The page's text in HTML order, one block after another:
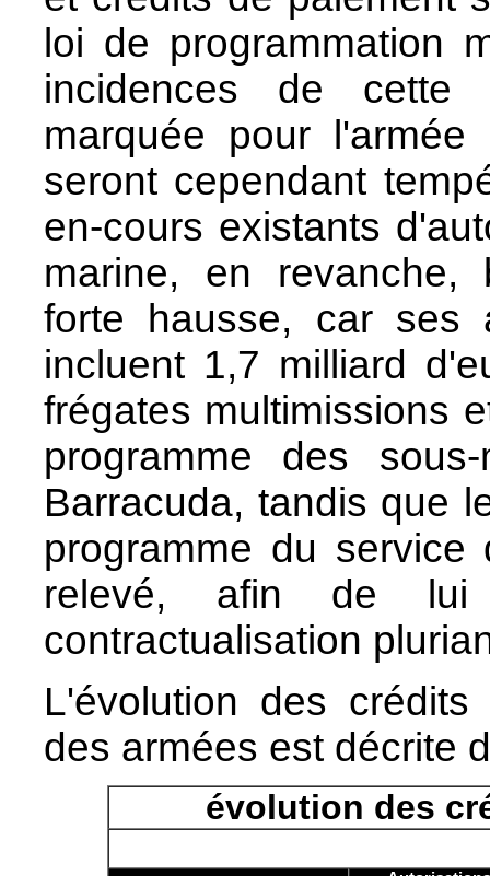
loi de programmation
incidences de cette
marquée pour
seront cependant
en-cours existants
marine, en revanche,
forte hausse, car ses
incluent 1,7 milliard
frégates multimissions
programme des
Barracuda, tandis que
programme du
relevé, afin de lui
contractualisation
L'évolution des
des armées est décrite
évolution des